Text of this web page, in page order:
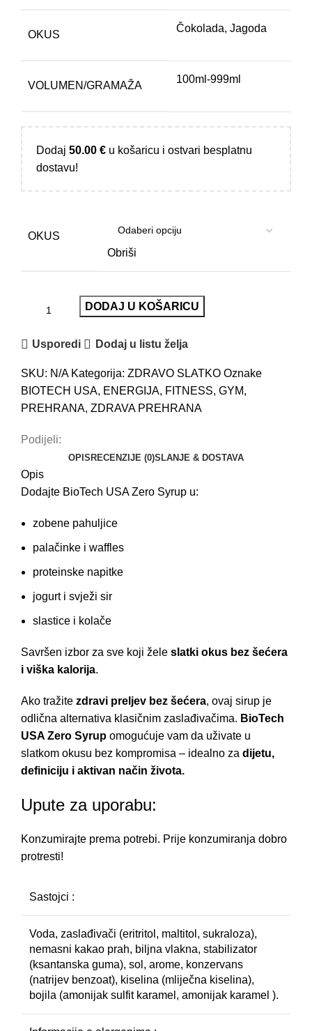
OKUS
Čokolada, Jagoda
VOLUMEN/GRAMAŽA
100ml-999ml
Dodaj 50.00 € u košaricu i ostvari besplatnu
dostavu!
OKUS
Obriši
DODAJ U KOŠARICU
Usporedi Dodaj u listu želja
SKU: N/A Kategorija: ZDRAVO SLATKO Oznake
BIOTECH USA, ENERGIJA, FITNESS, GYM,
PREHRANA, ZDRAVA PREHRANA
Podijeli:
OPISRECENZIJE (0)SLANJE & DOSTAVA
Opis
Dodajte BioTech USA Zero Syrup u:
zobene pahuljice
palačinke i waffles
proteinske napitke
jogurt i svježi sir
slastice i kolače
Savršen izbor za sve koji žele slatki okus bez šećera
i viška kalorija.
Ako tražite zdravi preljev bez šećera, ovaj sirup je
odlična alternativa klasičnim zaslađivačima. BioTech
USA Zero Syrup omogućuje vam da uživate u
slatkom okusu bez kompromisa – idealno za dijetu,
definiciju i aktivan način života.
Upute za uporabu:
Konzumirajte prema potrebi. Prije konzumiranja dobro
protresti!
Sastojci :
Voda, zaslađivači (eritritol, maltitol, sukraloza),
nemasni kakao prah, biljna vlakna, stabilizator
(ksantanska guma), sol, arome, konzervans
(natrijev benzoat), kiselina (mliječna kiselina),
bojila (amonijak sulfit karamel, amonijak karamel ).